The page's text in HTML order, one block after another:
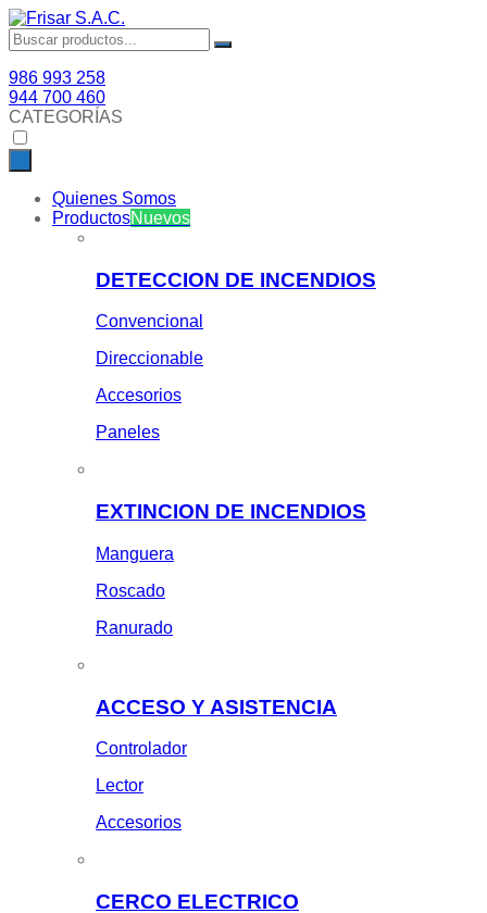
986 993 258
944 700 460
CATEGORÍAS
Quienes Somos
ProductosNuevos
DETECCION DE INCENDIOS
Convencional
Direccionable
Accesorios
Paneles
EXTINCION DE INCENDIOS
Manguera
Roscado
Ranurado
ACCESO Y ASISTENCIA
Controlador
Lector
Accesorios
CERCO ELECTRICO